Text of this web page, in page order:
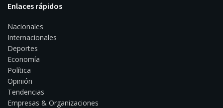
Enlaces rápidos
Nacionales
Internacionales
Deportes
Economía
Política
Opinión
Tendencias
Empresas & Organizaciones